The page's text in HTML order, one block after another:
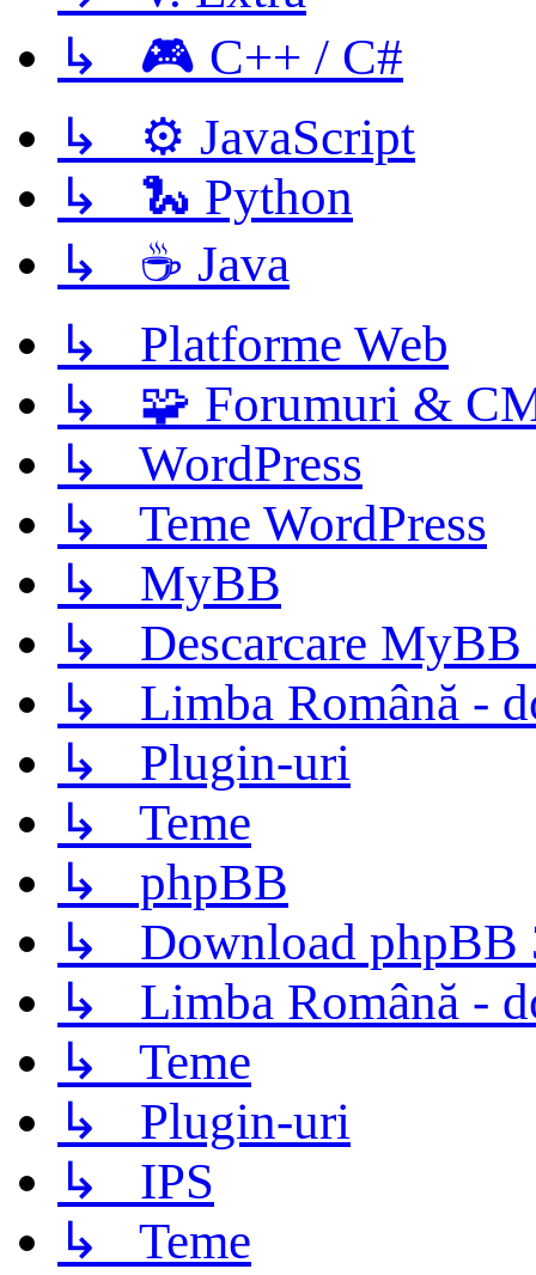
↳ 🎮 C++ / C#
↳ ⚙️ JavaScript
↳ 🐍 Python
↳ ☕ Java
↳ Platforme Web
↳ 🧩 Forumuri &
↳ WordPress
↳ Teme WordPress
↳ MyBB
↳ Descarcare MyBB
↳ Limba Română -
↳ Plugin-uri
↳ Teme
↳ phpBB
↳ Download phpBB
↳ Limba Română -
↳ Teme
↳ Plugin-uri
↳ IPS
↳ Teme